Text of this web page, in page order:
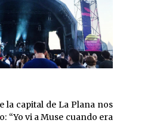
la capital de La Plana nos
“Yo vi a Muse cuando era